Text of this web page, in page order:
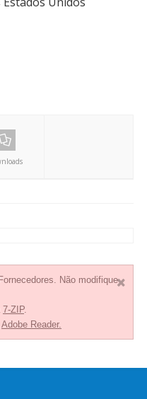
Não modifique
7-ZIP.
Adobe Reader.